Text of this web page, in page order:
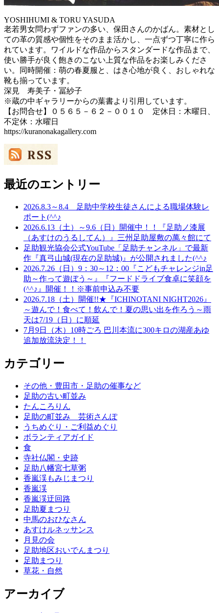
YOSHIHUMI & TORU YASUDA
老若男女問わずファンの多い、保田さんのかばん。素材とし
ての革の質感や個性をそのまま活かし、一点ずつ丁寧に作ら
れています。ワイルドな作品からスタンダードな作品まで、
使い勝手が良く飽きのこない上質な作品をお楽しみくださ
い。同時開催：萌の春夏服と、はき心地が良く、おしゃれな
靴も揃っています。
深見 寿美子・冨紗子
※蔵の中ギャラリーからの葉書より引用しています。
【お問合せ】０５６５－６２－００１０ 定休日：木曜日、
不定休：水曜日
https://kuranonakagallery.com
最近のエントリー
2026.8.3～8.4 足助中学校生徒さんによる職場体験レ
ポート(^^♪
2026.6.13（土）～9.6（日）開催中！！『足助ノ漆展
（あすけのうるしてん）』三州足助屋敷の萬々館にて
足助観光協会公式YouTube「足助チャンネル」で最新
作『真弓山城(現在の足助城)』が公開されました(^^♪
2026.7.26（日）9：30～12：00『こどもチャレンジin足
助～作って遊ぼう～』『フードドライブ食卓に笑顔を
(^^♪』開催！！※事前申込み不要
2026.7.18（土）開催!!★『ICHINOTANI NIGHT2026』
～遊んで！食べて！飲んで！夏の思い出を作ろう～雨
天は7/19（日）に順延
7月9日（木）10時ごろ 巴川本流に300キロの湖産あゆ
追加放流決定！！
カテゴリー
その他・豊田市・足助の催事など
足助の古い町並み
たんころりん
足助の町並み 芸術さんぽ
うちめぐり・ご利益めぐり
ボランティアガイド
食
寺社仏閣・史跡
足助八幡宮七草粥
香嵐渓もみじまつり
香嵐渓
香嵐渓迂回路
足助夏まつり
中馬のおひなさん
あすけルネッサンス
月見の会
足助地区おいでんまつり
足助まつり
草花・自然
アーカイブ